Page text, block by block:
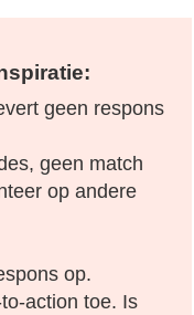
geen respons
geen match
op andere
op.
action toe. Is